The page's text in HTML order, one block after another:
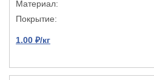
1.00 ₽/кг